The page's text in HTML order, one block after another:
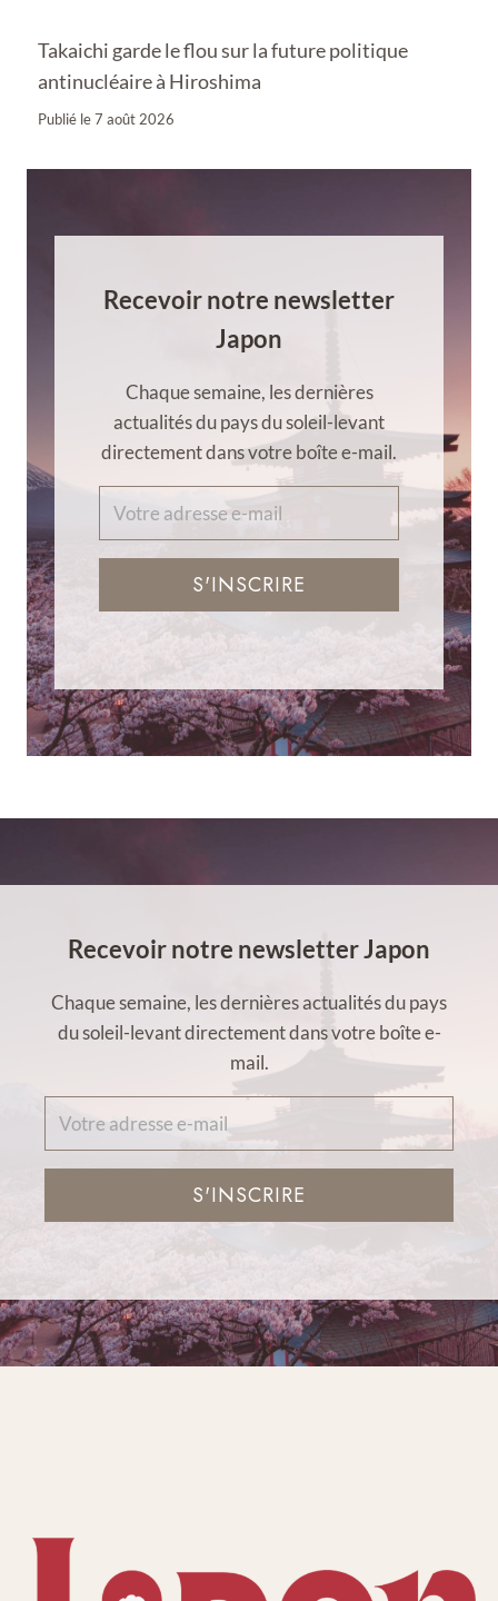
Takaichi garde le flou sur la future politique
antinucléaire à Hiroshima
Publié le7 août 2026
Recevoir notre newsletter
Japon
Chaque semaine, les dernières
actualités du pays du soleil-levant
directement dans votre boîte e-mail.
S'INSCRIRE
Recevoir notre newsletter Japon
Chaque semaine, les dernières actualités du pays
du soleil-levant directement dans votre boîte e-
mail.
S'INSCRIRE